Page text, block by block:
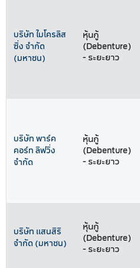
บริษัท ไมโครลิส
ซิ่ง จำกัด
(มหาชน)
หุ้นกู้
(Debenture)
- ระยะยาว
บริษัท พาร์ค
คอร์ท ลิฟวิ่ง
จำกัด
หุ้นกู้
(Debenture)
- ระยะยาว
บริษัท แสนสิริ
จำกัด (มหาชน)
หุ้นกู้
(Debenture)
- ระยะยาว